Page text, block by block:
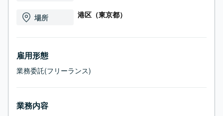
場所 港区（東京都）
雇用形態
業務委託(フリーランス)
業務内容